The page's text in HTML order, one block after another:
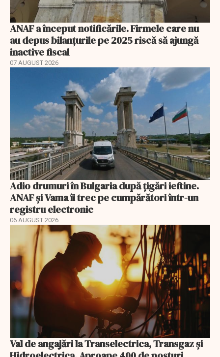
ANAF a început notificările. Firmele care nu
au depus bilanțurile pe 2025 riscă să ajungă
inactive fiscal
07 AUGUST 2026
Adio drumuri în Bulgaria după țigări ieftine.
ANAF și Vama îi trec pe cumpărători într-un
registru electronic
06 AUGUST 2026
Val de angajări la Transelectrica, Transgaz și